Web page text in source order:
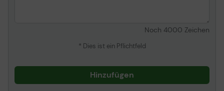
Noch 4000 Zeichen
* Dies ist ein Pflichtfeld
Hinzufügen